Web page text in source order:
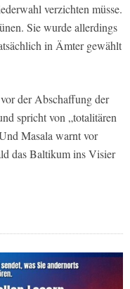
verzichten müsse.
Sie wurde allerdings
in Ämter gewählt
der Abschaffung der
spricht von „totalitären
Masala warnt vor
das Baltikum ins Visier